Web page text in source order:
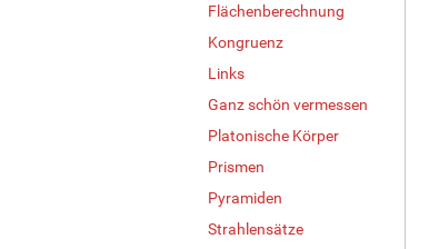
Flächenberechnung
Kongruenz
Links
Ganz schön vermessen
Platonische Körper
Prismen
Pyramiden
Strahlensätze